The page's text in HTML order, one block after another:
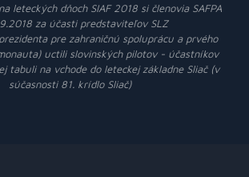
leteckých dňoch SIAF 2018 si členovia SAFPA
za účasti predstaviteľov SLZ
pre zahraničnú spoluprácu a prvého
uctili slovinských pilotov - účastníkov
tabuli na vchode do leteckej základne Sliač (v
súčasnosti 81. krídlo Sliač)